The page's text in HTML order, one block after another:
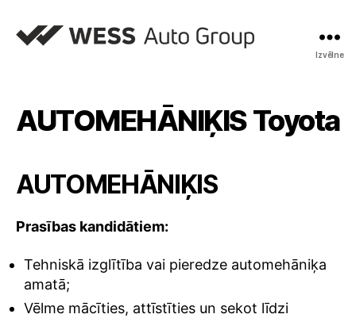
Izvēlne
AUTOMEHĀNIĶIS Toyota
AUTOMEHĀNIĶIS
Prasības kandidātiem:
Tehniskā izglītība vai pieredze automehāniķa
amatā;
Vēlme mācīties, attīstīties un sekot līdzi